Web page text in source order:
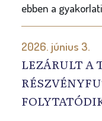
ebben a
2026. június 3.
LEZÁRULT A